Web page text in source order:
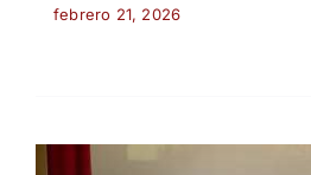
febrero 21, 2026